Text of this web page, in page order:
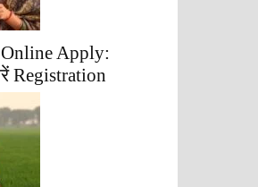
Apply:
Registration